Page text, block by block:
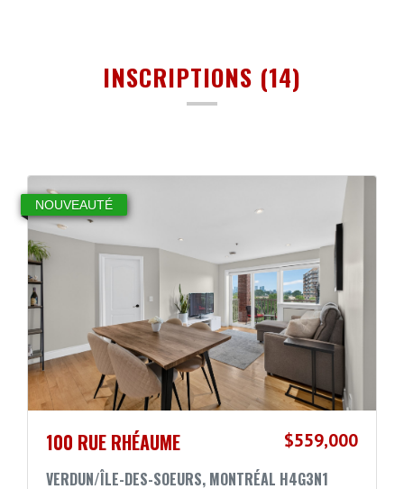
INSCRIPTIONS (14)
NOUVEAUTÉ
100 RUE RHÉAUME $559,000
VERDUN/ÎLE-DES-SOEURS, MONTRÉAL H4G3N1